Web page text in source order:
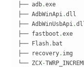
├── adb.exe
├── AdbWinApi .dll
├── AdbWinUsbApi .
├── fastboot .exe
├── Flash. bat
├── recovery. img
└── ZCX-